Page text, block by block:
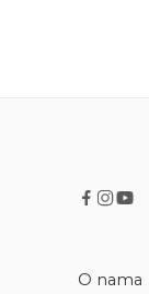
O nama